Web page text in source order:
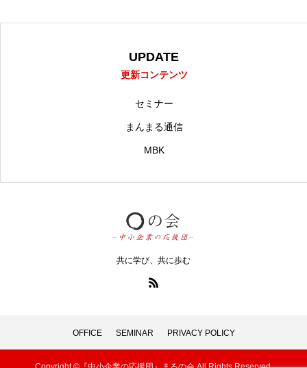
UPDATE
更新コンテンツ
セミナー
まんまる通信
MBK
共に学び、共に歩む
OFFICE SEMINAR PRIVACY POLICY